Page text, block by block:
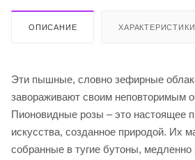
ОПИСАНИЕ ХАРАКТЕРИСТИКИ
Эти пышные, словно зефирные
завораживают своим неповторимым
Пионовидные розы – это настоящее
искусства, созданное природой. Их
собранные в тугие бутоны,